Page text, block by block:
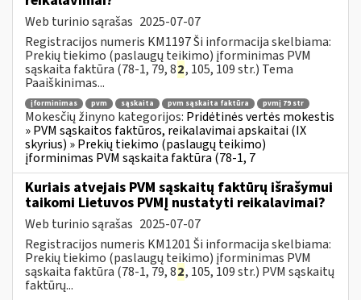
Web turinio sąrašas 2025-07-07
Registracijos numeris KM1197 Ši informacija skelbiama:
Prekių tiekimo (paslaugų teikimo) įforminimas PVM
sąskaita faktūra (78-1, 79, 82, 105, 109 str.) Tema
Paaiškinimas...
įforminimas pvm sąskaita pvm sąskaita faktūra pvmį 79 str
Mokesčių žinyno kategorijos: Pridėtinės vertės mokestis
» PVM sąskaitos faktūros, reikalavimai apskaitai (IX
skyrius) » Prekių tiekimo (paslaugų teikimo)
įforminimas PVM sąskaita faktūra (78-1, 7
Kuriais atvejais PVM sąskaitų faktūrų išrašymui
taikomi Lietuvos PVMĮ nustatyti reikalavimai?
Web turinio sąrašas 2025-07-07
Registracijos numeris KM1201 Ši informacija skelbiama:
Prekių tiekimo (paslaugų teikimo) įforminimas PVM
sąskaita faktūra (78-1, 79, 82, 105, 109 str.) PVM sąskaitų
faktūrų...